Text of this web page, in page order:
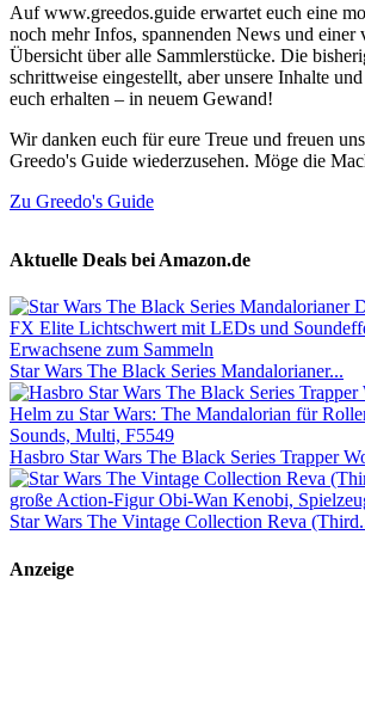
Auf www.greedos.guide erwartet euch eine
noch mehr Infos, spannenden News und einer
Übersicht über alle Sammlerstücke. Die
schrittweise eingestellt, aber unsere Inhalte
euch erhalten – in neuem Gewand!
Wir danken euch für eure Treue und freuen
Greedo's Guide wiederzusehen. Möge die
Zu Greedo's Guide
Aktuelle Deals bei Amazon.de
Star Wars The Black Series Mandalorianer...
Hasbro Star Wars The Black Series Trapper
Star Wars The Vintage Collection Reva
Anzeige